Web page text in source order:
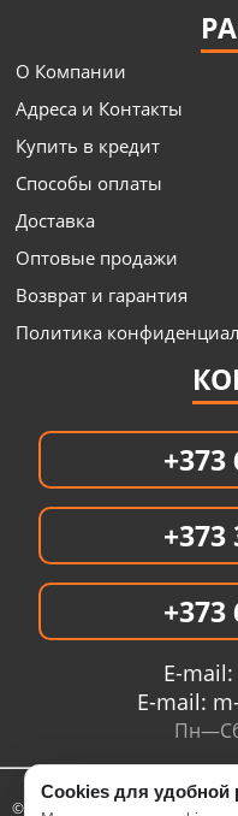
О Компании
Адреса и Контакты
Купить в кредит
Способы оплаты
Доставка
Оптовые продажи
Возврат и гарантия
Политика
+373
+373
+373
E-mail:
E-mail:
Cookies для удобной
© 2005- 2026 Интернет магазин